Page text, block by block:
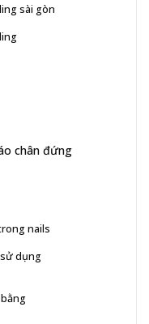
sài gòn
chân đứng
nails
dụng